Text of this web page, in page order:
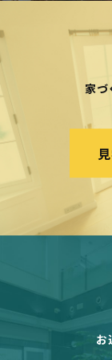
家づ
お